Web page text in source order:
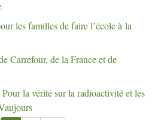
les familles de faire l’école à la
Carrefour, de la France et de
la vérité sur la radioactivité et les